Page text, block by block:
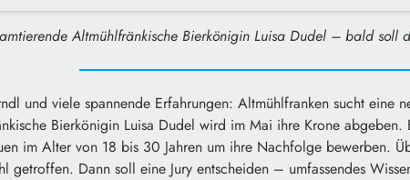
Altmühlfränkische Bierkönigin Luisa Dudel – bald soll
und viele spannende Erfahrungen: Altmühlfranken sucht eine
Bierkönigin Luisa Dudel wird im Mai ihre Krone abgeben.
im Alter von 18 bis 30 Jahren um ihre Nachfolge bewerben.
getroffen. Dann soll eine Jury entscheiden – umfassendes